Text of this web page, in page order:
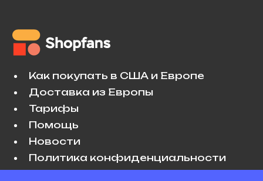
Как покупать в США и Европе
Доставка из Европы
Тарифы
Помощь
Новости
Политика конфиденциальности